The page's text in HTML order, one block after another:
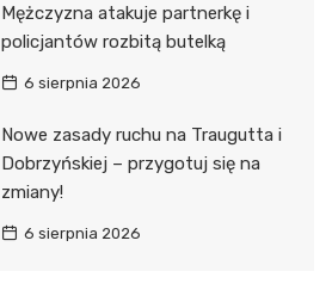
Mężczyzna atakuje partnerkę i
policjantów rozbitą butelką
6 sierpnia 2026
Nowe zasady ruchu na Traugutta i
Dobrzyńskiej – przygotuj się na
zmiany!
6 sierpnia 2026